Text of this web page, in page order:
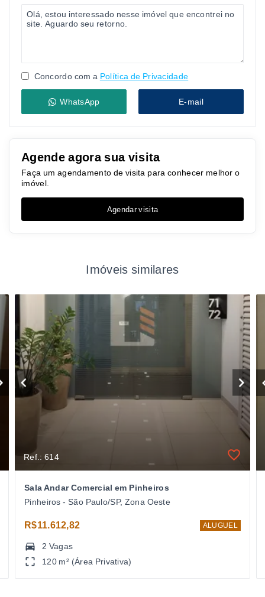
Concordo com a Política de Privacidade
WhatsApp E-mail
Agende agora sua visita
Faça um agendamento de visita para conhecer melhor o
imóvel.
Agendar visita
Imóveis similares
Ref.: 614
Sala Andar Comercial em Pinheiros
Pinheiros - São Paulo/SP, Zona Oeste
R$11.612,82 ALUGUEL
2 Vagas
120 m² (Área Privativa)